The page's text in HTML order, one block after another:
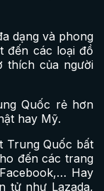
dạng và phong
đến các loại đồ
thích của người
Quốc rẻ hơn
hay Mỹ.
Trung Quốc bất
đến các trang
Hay
tử như Lazada,